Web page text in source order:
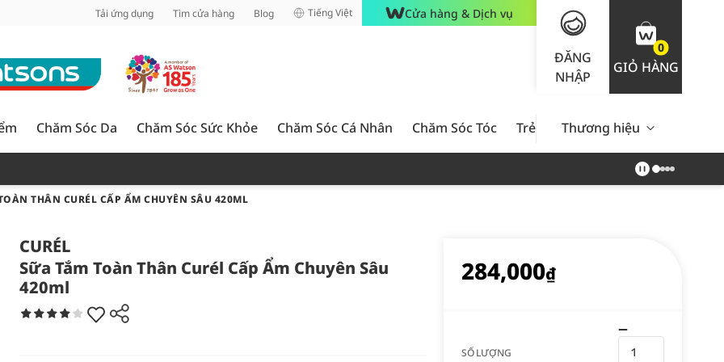
Tải ứng dụng Tìm cửa hàng Blog Tiếng Việt Cửa hàng & Dịch vụ
ĐĂNG
NHẬP
0
GIỎ HÀNG
Chăm Sóc Da Chăm Sóc Sức Khỏe Chăm Sóc Cá Nhân Chăm Sóc Tóc Trẻ Em Nam Giới Chăm Sóc
Thương hiệu
THÂN CURÉL CẤP ẨM CHUYÊN SÂU 420ML
CURÉL
Sữa Tắm Toàn Thân Curél Cấp Ẩm Chuyên Sâu
420ml
284,000₫
SỐ LƯỢNG